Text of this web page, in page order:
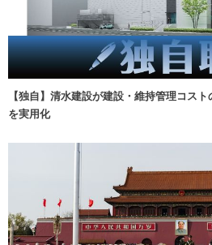
【独自】清水建設が建設・維持管理コス
を実用化